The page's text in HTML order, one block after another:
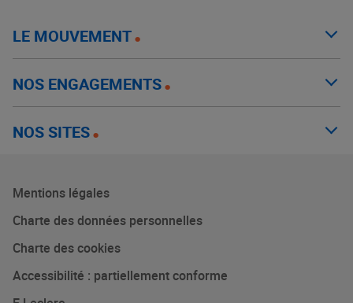
LE MOUVEMENT
NOS ENGAGEMENTS
NOS SITES
Mentions légales
Charte des données personnelles
Charte des cookies
Accessibilité : partiellement conforme